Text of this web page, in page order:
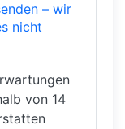
– wir
nicht
von 14